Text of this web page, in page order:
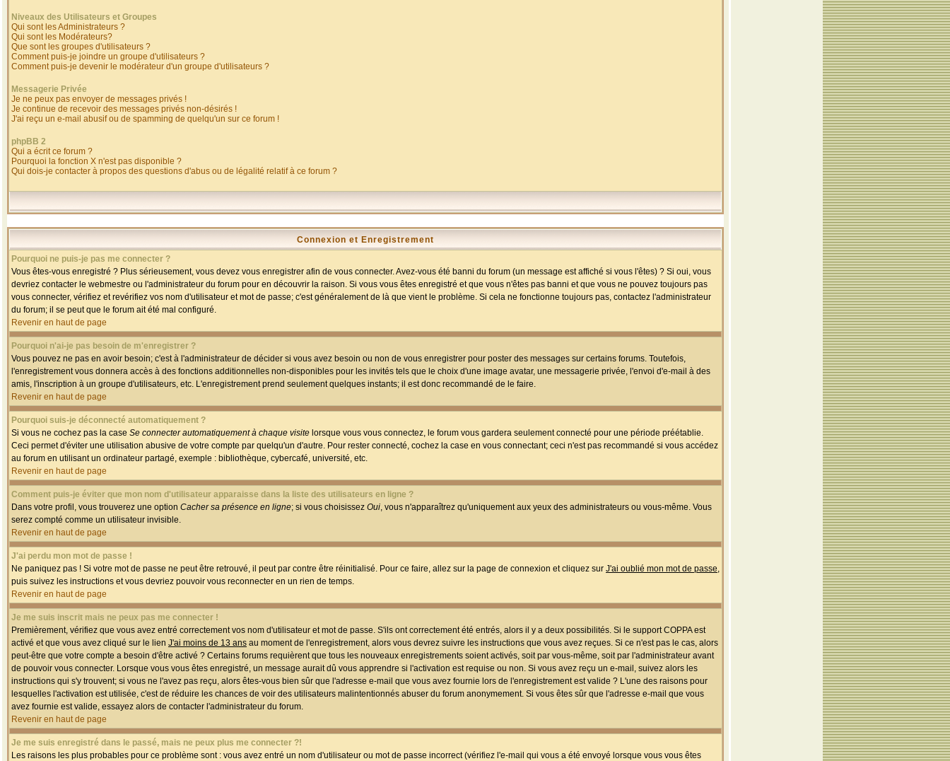
Niveaux des Utilisateurs et Groupes
Qui sont les Administrateurs ?
Qui sont les Modérateurs?
Que sont les groupes d'utilisateurs ?
Comment puis-je joindre un groupe d'utilisateurs ?
Comment puis-je devenir le modérateur d'un groupe d'utilisateurs ?
Messagerie Privée
Je ne peux pas envoyer de messages privés !
Je continue de recevoir des messages privés non-désirés !
J'ai reçu un e-mail abusif ou de spamming de quelqu'un sur ce forum !
phpBB 2
Qui a écrit ce forum ?
Pourquoi la fonction X n'est pas disponible ?
Qui dois-je contacter à propos des questions d'abus ou de légalité relatif à ce forum ?
Connexion et Enregistrement
Pourquoi ne puis-je pas me connecter ?
Vous êtes-vous enregistré ? Plus sérieusement, vous devez vous enregistrer afin de vous connecter. Avez-vous été banni du forum (un message est affiché si vous l'êtes) ? Si oui, vous
devriez contacter le webmestre ou l'administrateur du forum pour en découvrir la raison. Si vous vous êtes enregistré et que vous n'êtes pas banni et que vous ne pouvez toujours pas
vous connecter, vérifiez et revérifiez vos nom d'utilisateur et mot de passe; c'est généralement de là que vient le problème. Si cela ne fonctionne toujours pas, contactez l'administrateur
du forum; il se peut que le forum ait été mal configuré.
Revenir en haut de page
Pourquoi n'ai-je pas besoin de m'enregistrer ?
Vous pouvez ne pas en avoir besoin; c'est à l'administrateur de décider si vous avez besoin ou non de vous enregistrer pour poster des messages sur certains forums. Toutefois,
l'enregistrement vous donnera accès à des fonctions additionnelles non-disponibles pour les invités tels que le choix d'une image avatar, une messagerie privée, l'envoi d'e-mail à des
amis, l'inscription à un groupe d'utilisateurs, etc. L'enregistrement prend seulement quelques instants; il est donc recommandé de le faire.
Revenir en haut de page
Pourquoi suis-je déconnecté automatiquement ?
Si vous ne cochez pas la case Se connecter automatiquement à chaque visite lorsque vous vous connectez, le forum vous gardera seulement connecté pour une période préétablie.
Ceci permet d'éviter une utilisation abusive de votre compte par quelqu'un d'autre. Pour rester connecté, cochez la case en vous connectant; ceci n'est pas recommandé si vous accédez
au forum en utilisant un ordinateur partagé, exemple : bibliothèque, cybercafé, université, etc.
Revenir en haut de page
Comment puis-je éviter que mon nom d'utilisateur apparaisse dans la liste des utilisateurs en ligne ?
Dans votre profil, vous trouverez une option Cacher sa présence en ligne; si vous choisissez Oui, vous n'apparaîtrez qu'uniquement aux yeux des administrateurs ou vous-même. Vous
serez compté comme un utilisateur invisible.
Revenir en haut de page
J'ai perdu mon mot de passe !
Ne paniquez pas ! Si votre mot de passe ne peut être retrouvé, il peut par contre être réinitialisé. Pour ce faire, allez sur la page de connexion et cliquez sur J'ai oublié mon mot de passe,
puis suivez les instructions et vous devriez pouvoir vous reconnecter en un rien de temps.
Revenir en haut de page
Je me suis inscrit mais ne peux pas me connecter !
Premièrement, vérifiez que vous avez entré correctement vos nom d'utilisateur et mot de passe. S'ils ont correctement été entrés, alors il y a deux possibilités. Si le support COPPA est
activé et que vous avez cliqué sur le lien J'ai moins de 13 ans au moment de l'enregistrement, alors vous devrez suivre les instructions que vous avez reçues. Si ce n'est pas le cas, alors
peut-être que votre compte a besoin d'être activé ? Certains forums requièrent que tous les nouveaux enregistrements soient activés, soit par vous-même, soit par l'administrateur avant
de pouvoir vous connecter. Lorsque vous vous êtes enregistré, un message aurait dû vous apprendre si l'activation est requise ou non. Si vous avez reçu un e-mail, suivez alors les
instructions qui s'y trouvent; si vous ne l'avez pas reçu, alors êtes-vous bien sûr que l'adresse e-mail que vous avez fournie lors de l'enregistrement est valide ? L'une des raisons pour
lesquelles l'activation est utilisée, c'est de réduire les chances de voir des utilisateurs malintentionnés abuser du forum anonymement. Si vous êtes sûr que l'adresse e-mail que vous
avez fournie est valide, essayez alors de contacter l'administrateur du forum.
Revenir en haut de page
Je me suis enregistré dans le passé, mais ne peux plus me connecter ?!
Les raisons les plus probables pour ce problème sont : vous avez entré un nom d'utilisateur ou mot de passe incorrect (vérifiez l'e-mail qui vous a été envoyé lorsque vous vous êtes